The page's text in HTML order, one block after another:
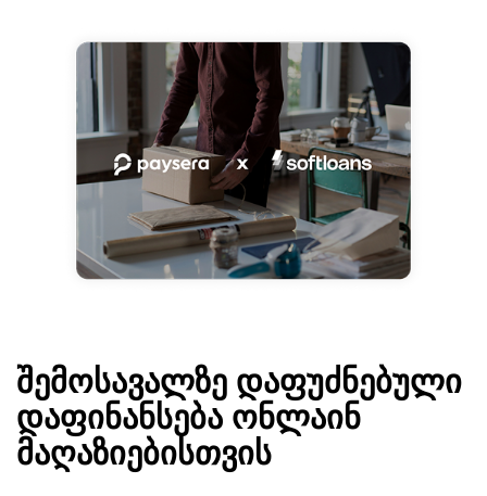
შემოსავალზე დაფუძნებული
დაფინანსება ონლაინ
მაღაზიებისთვის